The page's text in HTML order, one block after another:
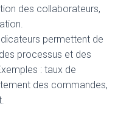
des collaborateurs,
permettent de
processus et des
: taux de
des commandes,